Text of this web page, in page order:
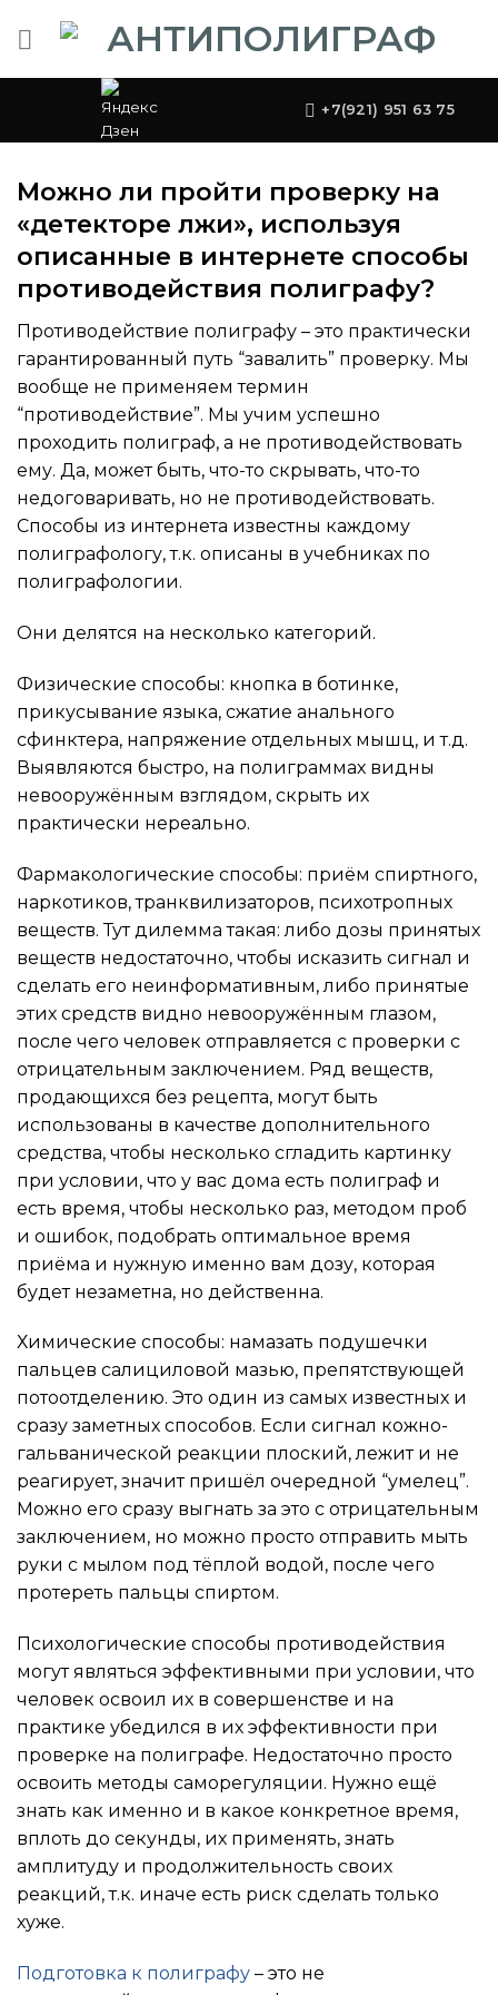
+7(921) 951 63 75
Можно ли пройти проверку на
«детекторе лжи», используя
описанные в интернете способы
противодействия полиграфу?
Противодействие полиграфу – это практически
гарантированный путь “завалить” проверку. Мы
вообще не применяем термин
“противодействие”. Мы учим успешно
проходить полиграф, а не противодействовать
ему. Да, может быть, что-то скрывать, что-то
недоговаривать, но не противодействовать.
Способы из интернета известны каждому
полиграфологу, т.к. описаны в учебниках по
полиграфологии.
Они делятся на несколько категорий.
Физические способы: кнопка в ботинке,
прикусывание языка, сжатие анального
сфинктера, напряжение отдельных мышц, и т.д.
Выявляются быстро, на полиграммах видны
невооружённым взглядом, скрыть их
практически нереально.
Фармакологические способы: приём спиртного,
наркотиков, транквилизаторов, психотропных
веществ. Тут дилемма такая: либо дозы принятых
веществ недостаточно, чтобы исказить сигнал и
сделать его неинформативным, либо принятые
этих средств видно невооружённым глазом,
после чего человек отправляется с проверки с
отрицательным заключением. Ряд веществ,
продающихся без рецепта, могут быть
использованы в качестве дополнительного
средства, чтобы несколько сгладить картинку
при условии, что у вас дома есть полиграф и
есть время, чтобы несколько раз, методом проб
и ошибок, подобрать оптимальное время
приёма и нужную именно вам дозу, которая
будет незаметна, но действенна.
Химические способы: намазать подушечки
пальцев салициловой мазью, препятствующей
потоотделению. Это один из самых известных и
сразу заметных способов. Если сигнал кожно-
гальванической реакции плоский, лежит и не
реагирует, значит пришёл очередной “умелец”.
Можно его сразу выгнать за это с отрицательным
заключением, но можно просто отправить мыть
руки с мылом под тёплой водой, после чего
протереть пальцы спиртом.
Психологические способы противодействия
могут являться эффективными при условии, что
человек освоил их в совершенстве и на
практике убедился в их эффективности при
проверке на полиграфе. Недостаточно просто
освоить методы саморегуляции. Нужно ещё
знать как именно и в какое конкретное время,
вплоть до секунды, их применять, знать
амплитуду и продолжительность своих
реакций, т.к. иначе есть риск сделать только
хуже.
Подготовка к полиграфу – это не